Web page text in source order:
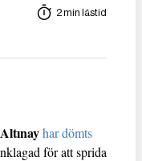
2 min lästid
har dömts
för att sprida